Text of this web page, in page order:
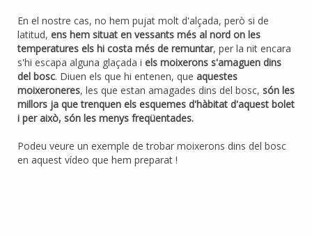
En el nostre cas, no hem pujat molt d'alçada, però si de
latitud, ens hem situat en vessants més al nord on les
temperatures els hi costa més de remuntar, per la nit encara
s'hi escapa alguna glaçada i els moixerons s'amaguen dins
del bosc. Diuen els que hi entenen, que aquestes
moixeroneres, les que estan amagades dins del bosc, són les
millors ja que trenquen els esquemes d'hàbitat d'aquest bolet
i per això, són les menys freqüentades.
Podeu veure un exemple de trobar moixerons dins del bosc
en aquest vídeo que hem preparat !